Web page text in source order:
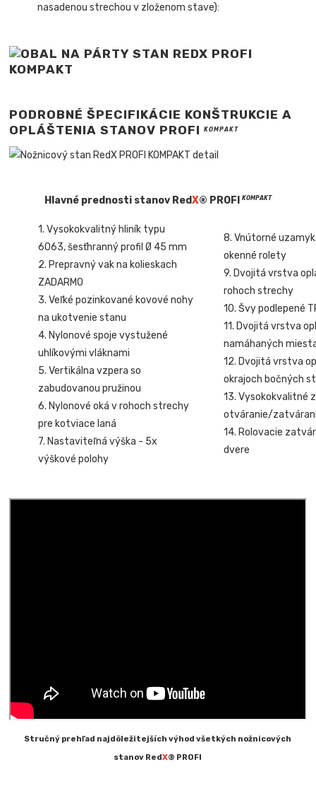
nasadenou strechou v zloženom stave):
PODROBNÉ ŠPECIFIKÁCIE KONŠTRUKCIE A
OPLÁŠTENIA STANOV PROFIKOMPAKT
Hlavné prednosti stanov RedX® PROFI KOMPAKT
1. Vysokokvalitný hliník typu
6063, šesťhranný profil Ø 45 mm
2. Prepravný vak na kolieskach
ZADARMO
3. Veľké pozinkované kovové nohy
na ukotvenie stanu
4. Nylonové spoje vystužené
uhlíkovými vláknami
5. Vertikálna vzpera so
zabudovanou pružinou
6. Nylonové oká v rohoch strechy
pre kotviace laná
7. Nastaviteľná výška - 5x
výškové polohy
8. Vnútorné
okenné rolety
9. Dvojitá vrstva
rohoch strechy
10. Švy podlepené
11. Dvojitá vrstva
namáhaných
12. Dvojitá vrstva
okrajoch bočných
13. Vysokokvalitné
otváranie/
14. Rolovacie
dvere
Stručný prehľad najdôležitejších výhod všetkých nožnicových
stanov RedX® PROFI